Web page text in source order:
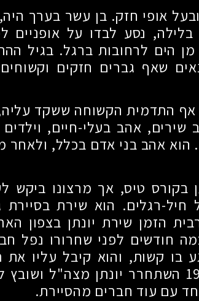
ובעל אופי חזק. בן עשר בערך
נסע לבדו על
הים לרחובות ברגל. בגיל
שאף גברים חזקים
אף התדמית הקשוחה ששקד עליה,
אהב בעלי-חיים, וילדים
הוא אהב בני אדם בכלל, ולאחר
בקורס טיס, אך מרצונו ביקש
רגלים. הוא שירת בסיירת
הזמן שירת יונתן בצפון
חודשים לפני שחרורו נפל
בו קשות, והוא קיבל עליו את
השתחרר יונתן מצה"ל ושובץ
עם עוד חברים מהסיירת.